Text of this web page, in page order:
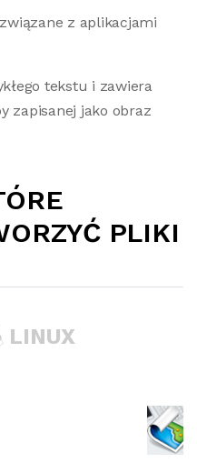
z aplikacjami
tekstu i zawiera
zapisanej jako obraz
PLIKI
LINUX